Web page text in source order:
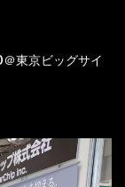
東京ビッグサイ